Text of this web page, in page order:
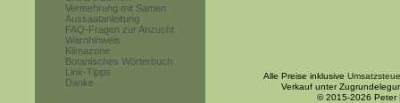
Vermehrung mit Samen
Aussaatanleitung
FAQ-Fragen zur Anzucht
Warnhinweis
Klimazone
Botanisches Wörterbuch
Link-Tipps
Danke
Alle Preise inklusive
Verkauf unter
© 2015-2026 Peter